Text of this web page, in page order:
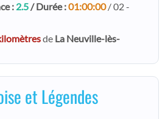
: 2.5/ Durée :01:00:00/ 02 -
de La Neuville-lès-
et Légendes